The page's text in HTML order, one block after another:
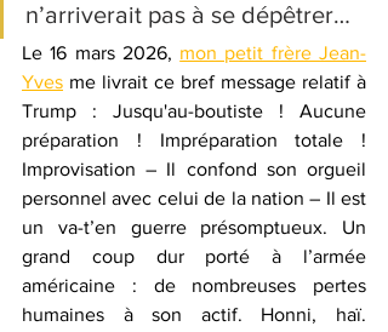
n’arriverait pas à se dépêtrer…
Le 16 mars 2026, mon petit frère Jean-
Yves me livrait ce bref message relatif à
Trump : Jusqu'au-boutiste ! Aucune
préparation ! Impréparation totale !
Improvisation – Il confond son orgueil
personnel avec celui de la nation – Il est
un va-t’en guerre présomptueux. Un
grand coup dur porté à l’armée
américaine : de nombreuses pertes
humaines à son actif. Honni, haï.